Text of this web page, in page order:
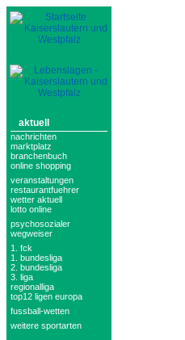
aktuell
nachrichten
marktplatz
branchenbuch
online shopping
veranstaltungen
restaurantfuehrer
wetter aktuell
lotto online
psychosozialer
wegweiser
1. fck
1. bundesliga
2. bundesliga
3. liga
regionalliga
top12 ligen europa
fussball-wetten
weitere sportarten